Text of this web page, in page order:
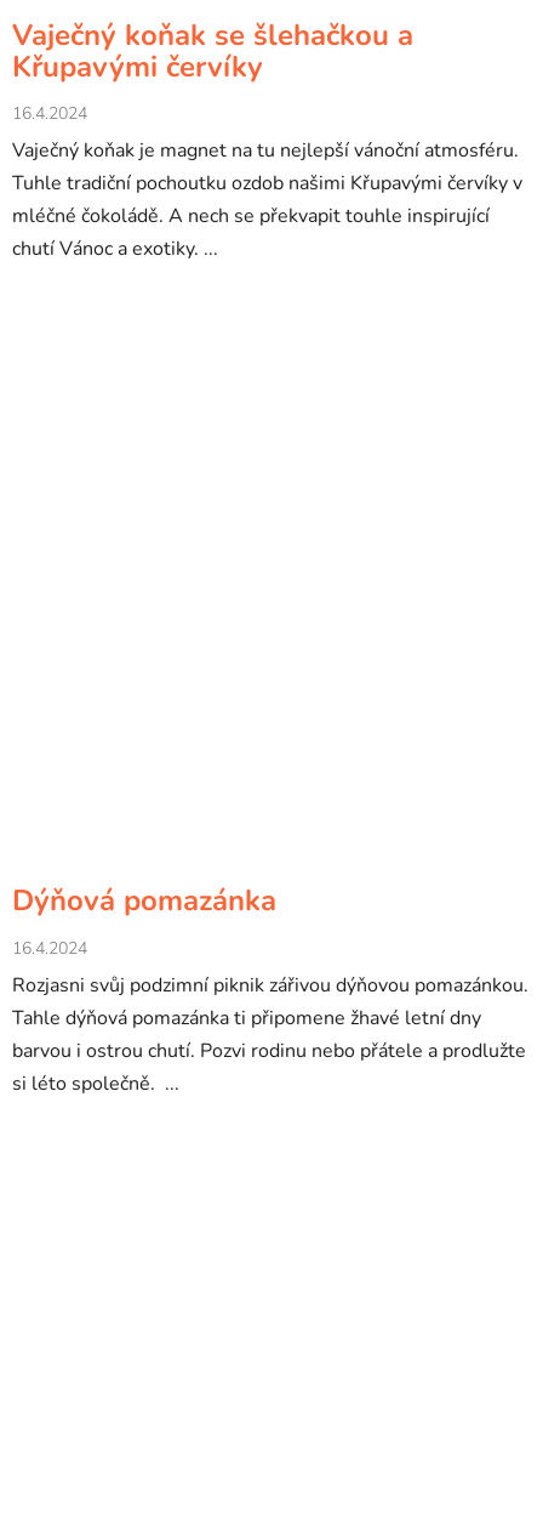
Vaječný koňak se šlehačkou a
Křupavými červíky
16.4.2024
Vaječný koňak je magnet na tu nejlepší vánoční atmosféru.
Tuhle tradiční pochoutku ozdob našimi Křupavými červíky v
mléčné čokoládě. A nech se překvapit touhle inspirující
chutí Vánoc a exotiky. ...
Dýňová pomazánka
16.4.2024
Rozjasni svůj podzimní piknik zářivou dýňovou pomazánkou.
Tahle dýňová pomazánka ti připomene žhavé letní dny
barvou i ostrou chutí. Pozvi rodinu nebo přátele a prodlužte
si léto společně. ...